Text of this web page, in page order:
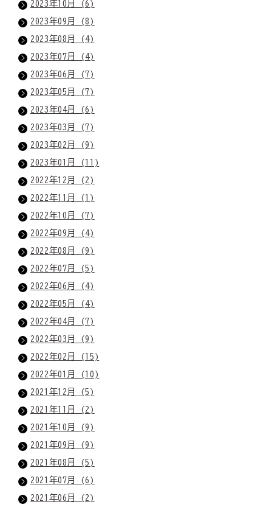
2023年10月 (6)
2023年09月 (8)
2023年08月 (4)
2023年07月 (4)
2023年06月 (7)
2023年05月 (7)
2023年04月 (6)
2023年03月 (7)
2023年02月 (9)
2023年01月 (11)
2022年12月 (2)
2022年11月 (1)
2022年10月 (7)
2022年09月 (4)
2022年08月 (9)
2022年07月 (5)
2022年06月 (4)
2022年05月 (4)
2022年04月 (7)
2022年03月 (9)
2022年02月 (15)
2022年01月 (10)
2021年12月 (5)
2021年11月 (2)
2021年10月 (9)
2021年09月 (9)
2021年08月 (5)
2021年07月 (6)
2021年06月 (2)